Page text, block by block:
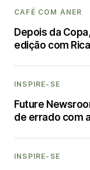
CAFÉ COM ANER
Depois da
edição com
INSPIRE-SE
Future
de errado com
INSPIRE-SE